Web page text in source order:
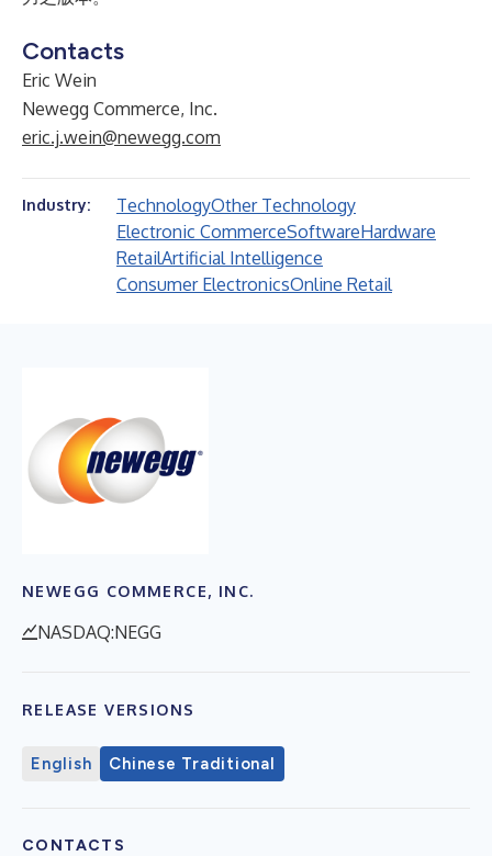
Contacts
Eric Wein
Newegg Commerce, Inc.
eric.j.wein@newegg.com
Industry: TechnologyOther Technology
Electronic CommerceSoftwareHardware
RetailArtificial Intelligence
Consumer ElectronicsOnline Retail
NEWEGG COMMERCE, INC.
NASDAQ:NEGG
RELEASE VERSIONS
English Chinese Traditional
CONTACTS